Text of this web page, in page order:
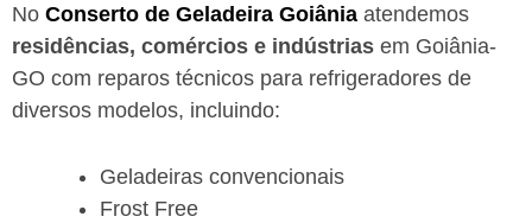
No Conserto de Geladeira Goiânia atendemos
residências, comércios e indústrias em Goiânia-
GO com reparos técnicos para refrigeradores de
diversos modelos, incluindo:
Geladeiras convencionais
Frost Free